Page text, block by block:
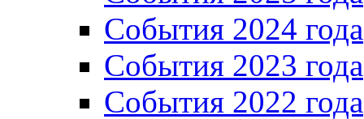
События 2024 года
События 2023 года
Cобытия 2022 года